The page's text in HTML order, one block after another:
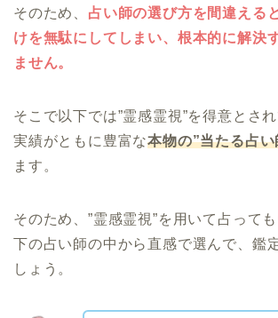
そのため、 占い師の選び方を間違える
けを無駄にしてしまい、根本的に解決
ません。
そこで以下では”霊感霊視”を得意とさ
実績がともに豊富な本物の”当たる占い
ます。
そのため、”霊感霊視”を用いて占って
下の占い師の中から直感で選んで、鑑
しょう。